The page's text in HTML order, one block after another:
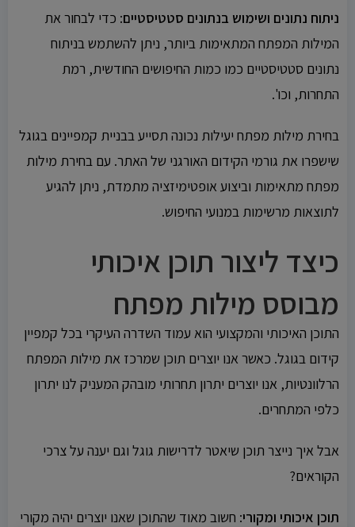
ניתוח נתונים ושימוש בנתונים סטטיסטיים: כדי לבחור את
המילות המפתח המתאימות ביותר, ניתן להשתמש בניתוח
נתונים סטטיסטיים כמו כמות החיפושים החודשית, רמת
התחרות, וכו'.
בחירת מילות מפתח יעילות נכונה תסייע בבניית קמפיינים בגוגל
שישפרו את גורמי הקידום האורגני של האתר. עם בחירת מילות
מפתח מתאימות וביצוע אופטימיזציה מתמדת, ניתן להגיע
לתוצאות מרשימות במנועי החיפוש.
כיצד ליצור תוכן איכותי
מבוסס מילות מפתח
התוכן האיכותי והמקצועי הוא עמוד השדרה העיקרי בכל קמפיין
קידום בגוגל. כאשר אנו יוצרים תוכן שמרכז את מילות המפתח
הרלוונטיות, אנו יוצרים יתרון תחרותי מובהק המעניק לנו יתרון
כלפי המתחרים.
אבל איך נייצר תוכן שיאטר לדרישות גוגל וגם יענה על צרכי
הקוראים?
תוכן איכותי ומקורי: חשוב מאוד שהתוכן שאנו יוצרים יהיה מקורי